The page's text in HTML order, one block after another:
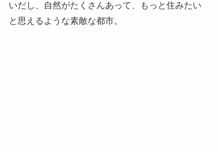
いだし、自然がたくさんあって、もっと住みたい
と思えるような素敵な都市。